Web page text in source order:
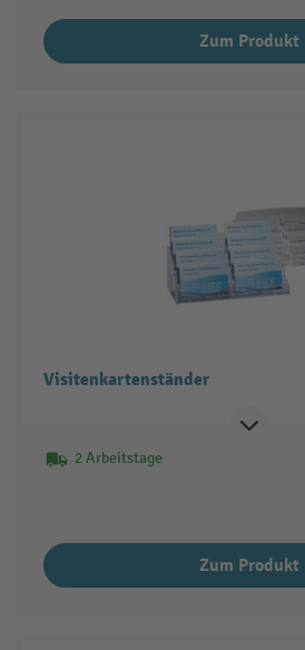
Zum Produkt
Visitenkartenständer
2 Arbeitstage
Zum Produkt